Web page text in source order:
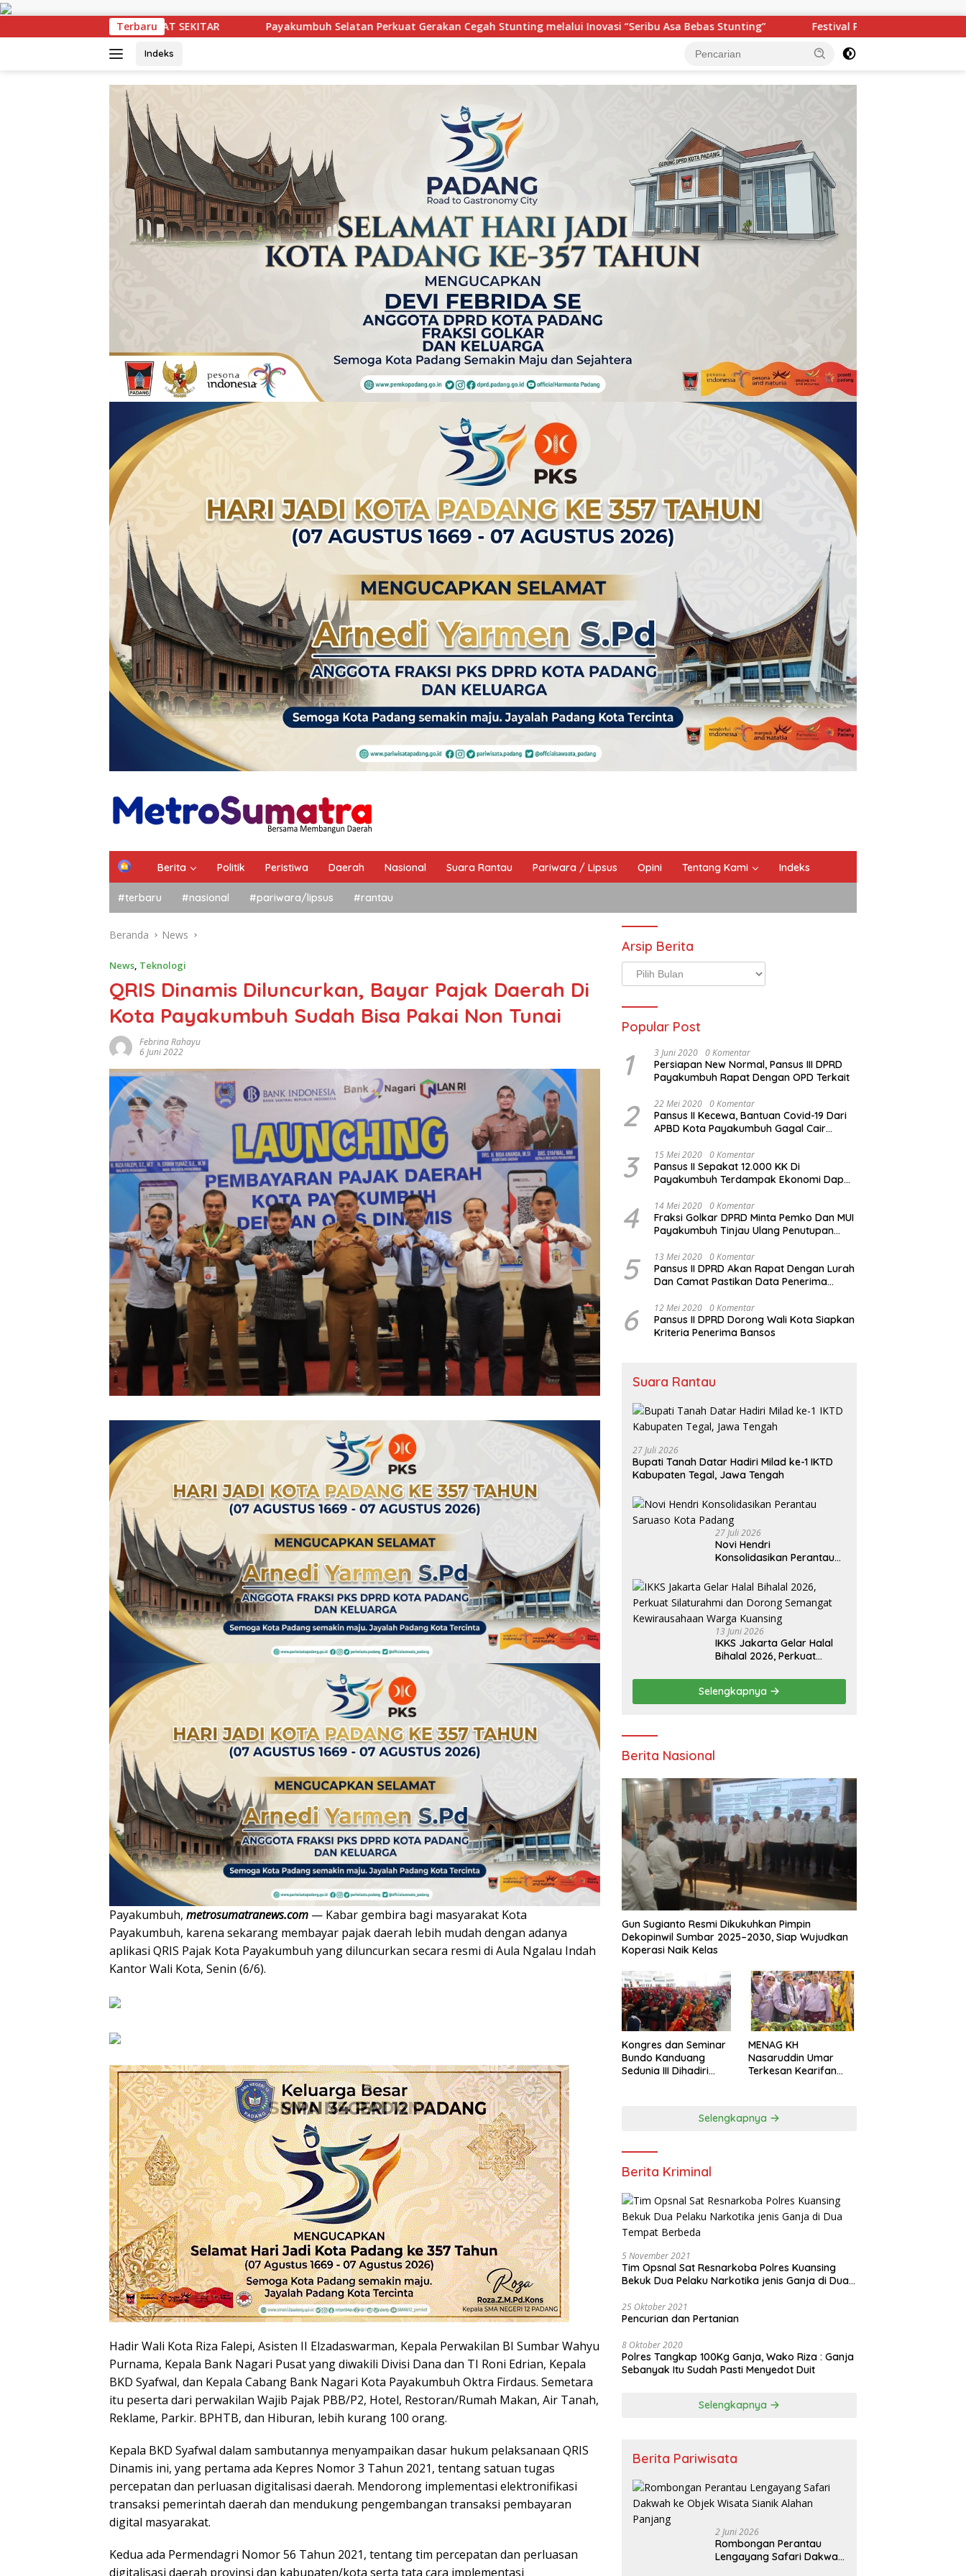
Langsung
konten
Terbaru
Payakumbuh Selatan Perkuat Gerakan Cegah Stunting melalui Inovasi “Seribu Asa Bebas Stunting” Festival Pawai Telong-Telong Semarakkan HJK Kota Padang ke-357,
Indeks
Berita Politik Peristiwa Daerah Nasional Suara Rantau Pariwara / Lipsus Opini Tentang Kami Indeks
#terbaru #nasional #pariwara/lipsus #rantau
Beranda News
News, Teknologi
QRIS Dinamis Diluncurkan, Bayar Pajak Daerah Di
Kota Payakumbuh Sudah Bisa Pakai Non Tunai
Febrina Rahayu
6 Juni 2022
Payakumbuh, metrosumatranews.com — Kabar gembira bagi masyarakat Kota
Payakumbuh, karena sekarang membayar pajak daerah lebih mudah dengan adanya
aplikasi QRIS Pajak Kota Payakumbuh yang diluncurkan secara resmi di Aula Ngalau Indah
Kantor Wali Kota, Senin (6/6).
Hadir Wali Kota Riza Falepi, Asisten II Elzadaswarman, Kepala Perwakilan BI Sumbar Wahyu
Purnama, Kepala Bank Nagari Pusat yang diwakili Divisi Dana dan TI Roni Edrian, Kepala
BKD Syafwal, dan Kepala Cabang Bank Nagari Kota Payakumbuh Oktra Firdaus. Semetara
itu peserta dari perwakilan Wajib Pajak PBB/P2, Hotel, Restoran/Rumah Makan, Air Tanah,
Reklame, Parkir. BPHTB, dan Hiburan, lebih kurang 100 orang.
Kepala BKD Syafwal dalam sambutannya menyampaikan dasar hukum pelaksanaan QRIS
Dinamis ini, yang pertama ada Kepres Nomor 3 Tahun 2021, tentang satuan tugas
percepatan dan perluasan digitalisasi daerah. Mendorong implementasi elektronifikasi
transaksi pemerintah daerah dan mendukung pengembangan transaksi pembayaran
digital masyarakat.
Kedua ada Permendagri Nomor 56 Tahun 2021, tentang tim percepatan dan perluasan
digitalisasi daerah provinsi dan kabupaten/kota serta tata cara implementasi
Arsip Berita
Arsip
Berita
Popular Post
1 3 Juni 2020 0 Komentar
Persiapan New Normal, Pansus III DPRD
Payakumbuh Rapat Dengan OPD Terkait
2 22 Mei 2020 0 Komentar
Pansus II Kecewa, Bantuan Covid-19 Dari
APBD Kota Payakumbuh Gagal Cair
3 15 Mei 2020 0 Komentar
Pansus II Sepakat 12.000 KK Di
Payakumbuh Terdampak Ekonomi Dapat
4 14 Mei 2020 0 Komentar
Fraksi Golkar DPRD Minta Pemko Dan MUI
Payakumbuh Tinjau Ulang Penutupan
5 13 Mei 2020 0 Komentar
Pansus II DPRD Akan Rapat Dengan Lurah
Dan Camat Pastikan Data Penerima
6 12 Mei 2020 0 Komentar
Pansus II DPRD Dorong Wali Kota Siapkan
Kriteria Penerima Bansos
Suara Rantau
27 Juli 2026
Bupati Tanah Datar Hadiri Milad ke-1 IKTD
Kabupaten Tegal, Jawa Tengah
27 Juli 2026
Novi Hendri
Konsolidasikan Perantau
13 Juni 2026
IKKS Jakarta Gelar Halal
Bihalal 2026, Perkuat
Semangat Kewirausahaan
Warga Kuansing
Selengkapnya
Berita Nasional
Gun Sugianto Resmi Dikukuhkan Pimpin
Dekopinwil Sumbar 2025–2030, Siap Wujudkan
Koperasi Naik Kelas
Kongres dan Seminar
Bundo Kanduang
Sedunia III Dihadiri
MENAG KH
Nasaruddin Umar
Terkesan Kearifan
Selengkapnya
Berita Kriminal
5 November 2021
Tim Opsnal Sat Resnarkoba Polres Kuansing
Bekuk Dua Pelaku Narkotika jenis Ganja di Dua
25 Oktober 2021
Pencurian dan Pertanian
8 Oktober 2020
Polres Tangkap 100Kg Ganja, Wako Riza : Ganja
Sebanyak Itu Sudah Pasti Menyedot Duit
Selengkapnya
Berita Pariwisata
2 Juni 2026
Rombongan Perantau
Lengayang Safari Dakwah